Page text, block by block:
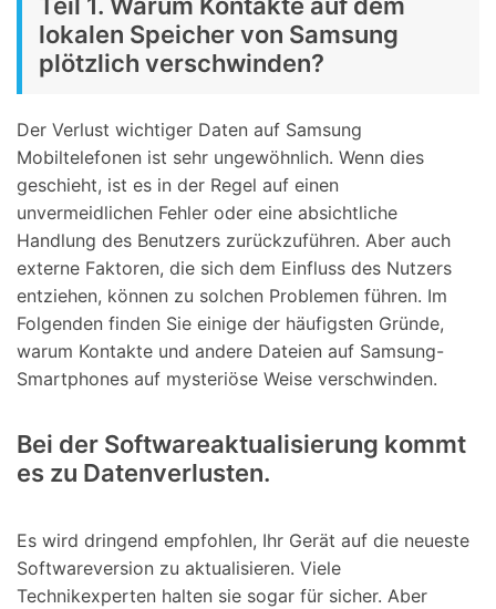
lokalen Speicher von Samsung
plötzlich verschwinden?
Der Verlust wichtiger Daten auf Samsung
Mobiltelefonen ist sehr ungewöhnlich. Wenn dies
geschieht, ist es in der Regel auf einen
unvermeidlichen Fehler oder eine absichtliche
Handlung des Benutzers zurückzuführen. Aber auch
externe Faktoren, die sich dem Einfluss des Nutzers
entziehen, können zu solchen Problemen führen. Im
Folgenden finden Sie einige der häufigsten Gründe,
warum Kontakte und andere Dateien auf Samsung-
Smartphones auf mysteriöse Weise verschwinden.
Bei der Softwareaktualisierung kommt
es zu Datenverlusten.
Es wird dringend empfohlen, Ihr Gerät auf die neueste
Softwareversion zu aktualisieren. Viele
Technikexperten halten sie sogar für sicher. Aber